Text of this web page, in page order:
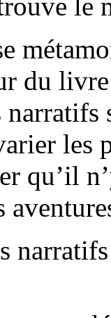
du
les
qu’il